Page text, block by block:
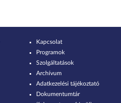
Kapcsolat
Programok
Szolgáltatások
Archívum
Adatkezelési tájékoztató
Dokumentumtár